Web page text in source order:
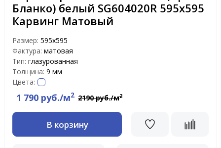
Бланко) белый SG604020R 595x595
Карвинг Матовый
Размер: 595x595
Фактура: матовая
Тип: глазурованная
Толщина: 9 мм
Цвета:
1 790 руб./м2 2190 руб./м2
В корзину